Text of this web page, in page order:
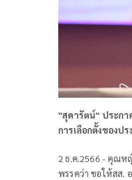
"สุดารัตน์" ประกา
การเลือกตั้งของป
2 ธ.ค.2566 - คุณห
พรรคว่า ขอให้สส.